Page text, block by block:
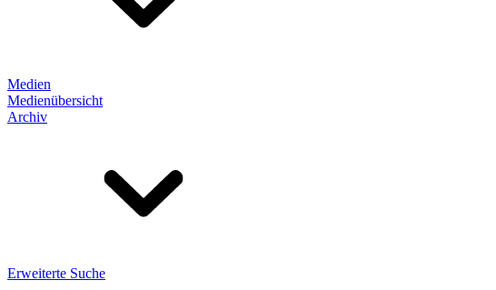
Medien
Medienübersicht
Archiv
Erweiterte Suche